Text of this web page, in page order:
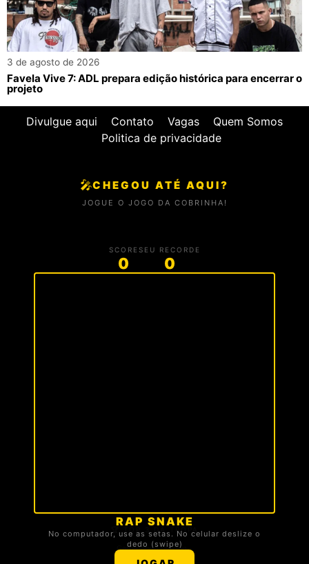
3 de agosto de 2026
Favela Vive 7: ADL prepara edição histórica para encerrar o
projeto
Divulgue aqui Contato Vagas
Quem Somos
Politica de privacidade
🎤CHEGOU ATÉ AQUI?
JOGUE O JOGO DA COBRINHA!
SCORE
0
SEU RECORDE
0
RAP SNAKE
No computador, use as setas. No celular deslize o
dedo (swipe)
🏆 TOP 3 DA TROPA
Carregando ranking...